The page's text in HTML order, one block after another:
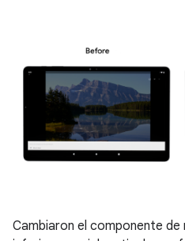
Cambiaron el componente de